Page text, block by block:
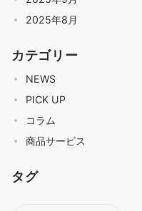
2025年8月
カテゴリー
NEWS
PICK UP
コラム
商品サービス
タグ